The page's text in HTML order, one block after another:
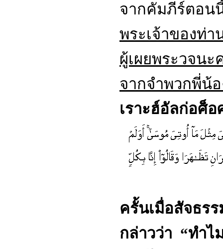
จากคัมภีร์ตอน
พระเจ้าของท่
ผู้เผยพระวจน
จากจำพวกพี่น้
เราะฮ์อัลก่อศ็อ
ครั้นเมื่อสัจธรร
กล่าวว่า “ทำไ